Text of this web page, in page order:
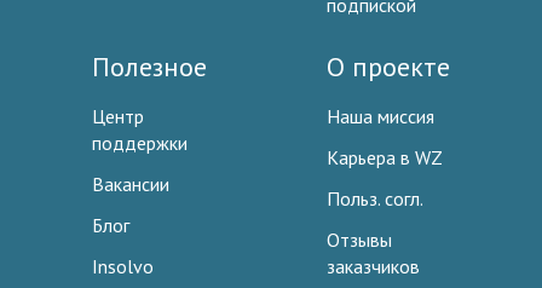
подпиской
Полезное
Центр
поддержки
Вакансии
Блог
Insolvo
О проекте
Наша миссия
Карьера в WZ
Польз. согл.
Отзывы
заказчиков